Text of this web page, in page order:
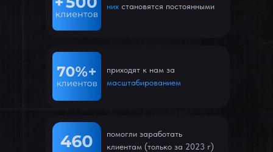
них становятся постоянными
приходят к нам за
масштабированием
помогли заработать
клиентам (только за 2023 г)